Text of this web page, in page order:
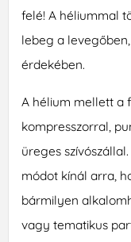
felé! A héliummal
lebeg a
érdekében.
A hélium mellett a
kompresszorral,
üreges
módot kínál arra,
bármilyen
vagy tematikus